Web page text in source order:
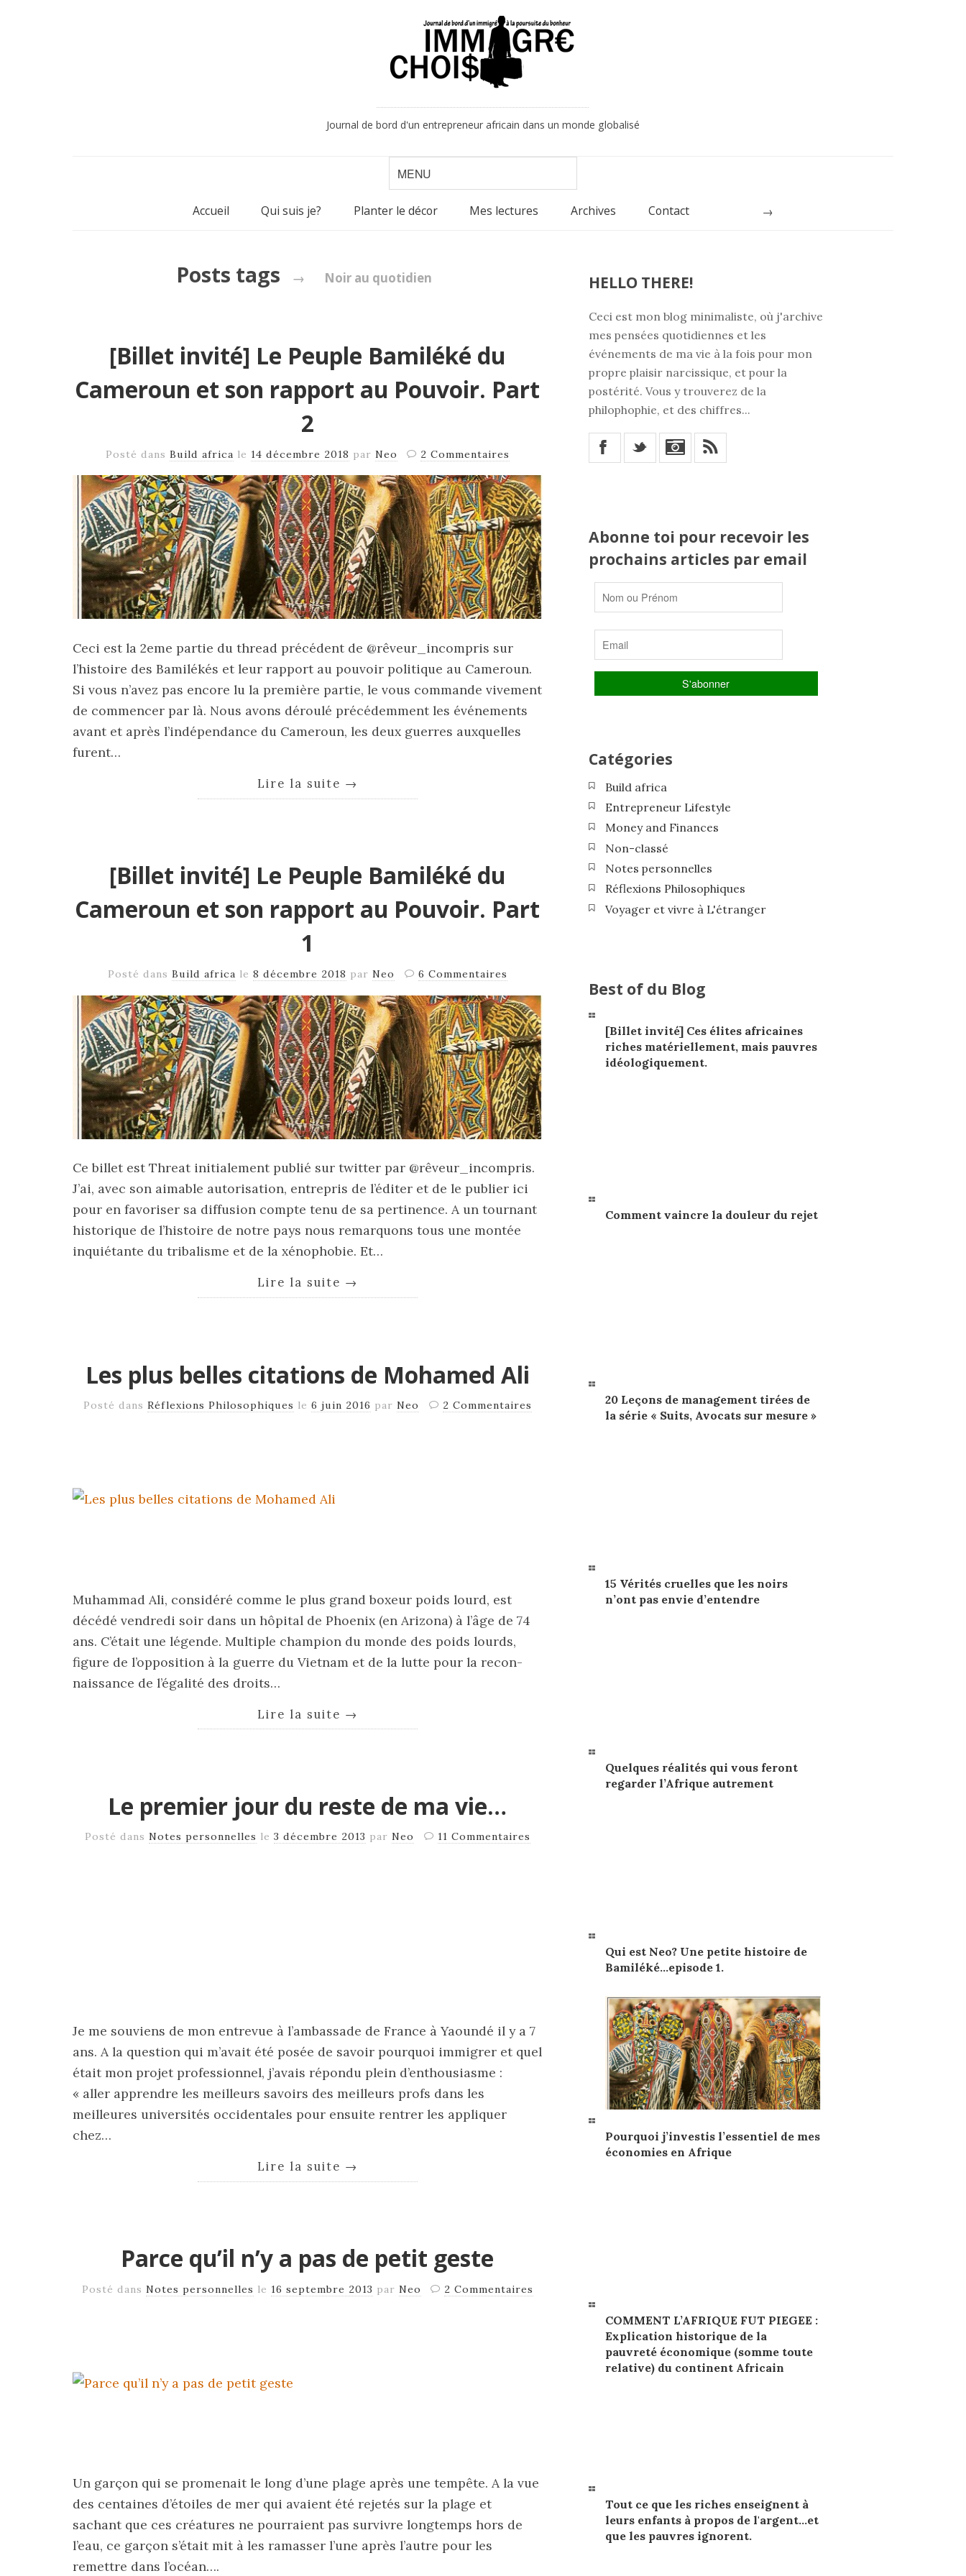
Journal de bord d'un entrepreneur africain dans un monde globalisé
Accueil Qui suis je? Planter le décor Mes lectures Archives Contact Rechercher
Posts tags → Noir au quotidien
[Billet invité] Le Peuple Bamiléké du
Cameroun et son rapport au Pouvoir. Part
2
Posté dans Build africa le 14 décembre 2018 par Neo 2 Commentaires
Ceci est la 2eme partie du thread précédent de @rêveur_incompris sur
l’histoire des Bamilékés et leur rapport au pouvoir politique au Cameroun.
Si vous n’avez pas encore lu la première partie, le vous commande vivement
de commencer par là. Nous avons déroulé précédemment les événements
avant et après l’indépendance du Cameroun, les deux guerres auxquelles
furent…
Lire la suite →
[Billet invité] Le Peuple Bamiléké du
Cameroun et son rapport au Pouvoir. Part
1
Posté dansBuild africa le8 décembre 2018 parNeo 6 Commentaires
Ce billet est Threat initialement publié sur twitter par @rêveur_incompris.
J’ai, avec son aimable autorisation, entrepris de l’éditer et de le publier ici
pour en favoriser sa diffusion compte tenu de sa pertinence. A un tournant
historique de l’histoire de notre pays nous remarquons tous une montée
inquiétante du tribalisme et de la xénophobie. Et…
Lire la suite →
Les plus belles citations de Mohamed Ali
Posté dansRéflexions Philosophiques le6 juin 2016 parNeo 2 Commentaires
Muhammad Ali, considéré comme le plus grand boxeur poids lourd, est
décédé vendredi soir dans un hôpital de Phoenix (en Arizona) à l’âge de 74
ans. C’était une légende. Multiple cham­pion du monde des poids lourds,
figure de l’op­po­si­tion à la guerre du Viet­nam et de la lutte pour la recon­
nais­sance de l’éga­lité des droits…
Lire la suite →
Le premier jour du reste de ma vie…
Posté dansNotes personnelles le3 décembre 2013 parNeo 11 Commentaires
Je me souviens de mon entrevue à l’ambassade de France à Yaoundé il y a 7
ans. A la question qui m’avait été posée de savoir pourquoi immigrer et quel
était mon projet professionnel, j’avais répondu plein d’enthousiasme :
« aller apprendre les meilleurs savoirs des meilleurs profs dans les
meilleures universités occidentales pour ensuite rentrer les appliquer
chez…
Lire la suite →
Parce qu’il n’y a pas de petit geste
Posté dans Notes personnelles le 16 septembre 2013 par Neo 2 Commentaires
Un garçon qui se promenait le long d’une plage après une tempête. A la vue
des centaines d’étoiles de mer qui avaient été rejetés sur la plage et
sachant que ces créatures ne pourraient pas survivre longtemps hors de
l’eau, ce garçon s’était mit à les ramasser l’une après l’autre pour les
remettre dans l’océan….
HELLO THERE!
Ceci est mon blog minimaliste, où j'archive
mes pensées quotidiennes et les
événements de ma vie à la fois pour mon
propre plaisir narcissique, et pour la
postérité. Vous y trouverez de la
philophophie, et des chiffres...
X _ *
Abonne toi pour recevoir les
prochains articles par email
Catégories
Build africa
Entrepreneur Lifestyle
Money and Finances
Non-classé
Notes personnelles
Réflexions Philosophiques
Voyager et vivre à L'étranger
Best of du Blog
[Billet invité] Ces élites africaines
riches matériellement, mais pauvres
idéologiquement.
Comment vaincre la douleur du rejet
20 Leçons de management tirées de
la série « Suits, Avocats sur mesure »
15 Vérités cruelles que les noirs
n’ont pas envie d’entendre
Quelques réalités qui vous feront
regarder l’Afrique autrement
Qui est Neo? Une petite histoire de
Bamiléké…episode 1.
Pourquoi j’investis l’essentiel de mes
économies en Afrique
COMMENT L’AFRIQUE FUT PIEGEE :
Explication historique de la
pauvreté économique (somme toute
relative) du continent Africain
Tout ce que les riches enseignent à
leurs enfants à propos de l'argent…et
que les pauvres ignorent.